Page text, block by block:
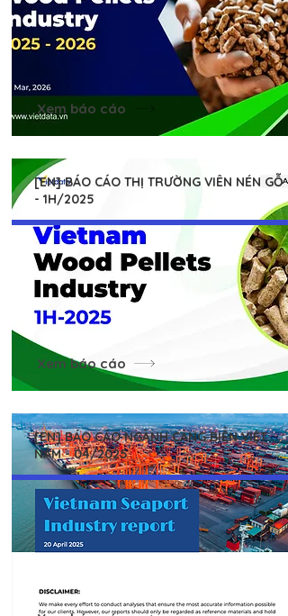
Xem báo cáo
[EN] BÁO CÁO THỊ TRƯỜNG VIÊN NÉN GỖ
- 1H/2025
Xem báo cáo
[EN] BÁO CÁO NGÀNH CẢNG BIỂN VIỆT
NAM - 04/2025